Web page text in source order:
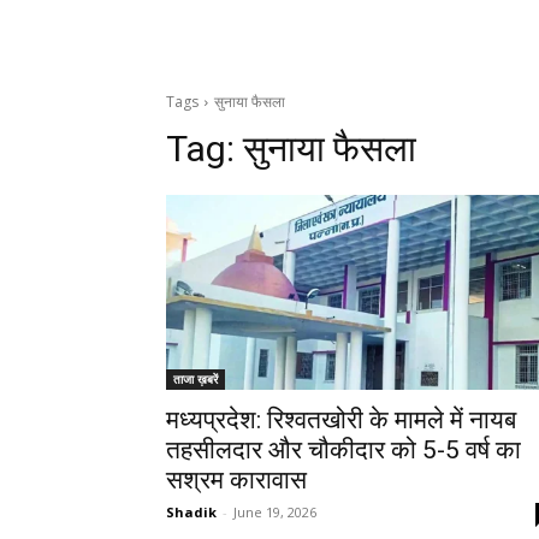
Tags सुनाया फैसला
Tag:सुनाया फैसला
ताजा ख़बरें
मध्यप्रदेश: रिश्वतखोरी के मामले में नायब
तहसीलदार और चौकीदार को 5-5 वर्ष का
सश्रम कारावास
Shadik - June 19, 2026